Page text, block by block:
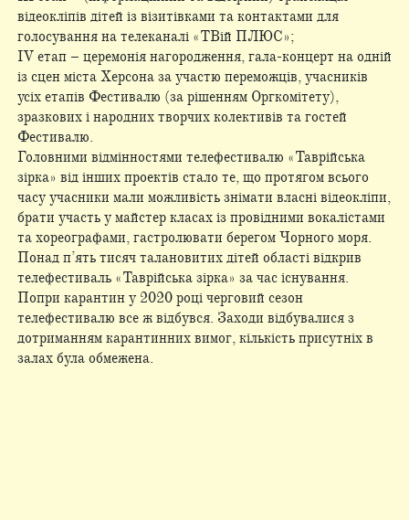
відеокліпів дітей із візитівками та контактами для
голосування на телеканалі «ТВій ПЛЮС»;
ІV етап – церемонія нагородження, гала-концерт на одній
із сцен міста Херсона за участю переможців, учасників
усіх етапів Фестивалю (за рішенням Оргкомітету),
зразкових і народних творчих колективів та гостей
Фестивалю.
Головними відмінностями телефестивалю «Таврійська
зірка» від інших проектів стало те, що протягом всього
часу учасники мали можливість знімати власні відеокліпи,
брати участь у майстер класах із провідними вокалістами
та хореографами, гастролювати берегом Чорного моря.
Понад п’ять тисяч талановитих дітей області відкрив
телефестиваль «Таврійська зірка» за час існування.
Попри карантин у 2020 році черговий сезон
телефестивалю все ж відбувся. Заходи відбувалися з
дотриманням карантинних вимог, кількість присутніх в
залах була обмежена.